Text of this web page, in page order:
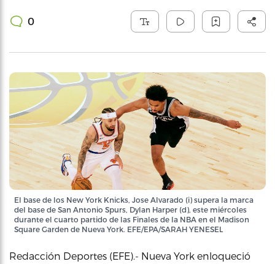
0
El base de los New York Knicks, Jose Alvarado (i) supera la marca
del base de San Antonio Spurs, Dylan Harper (d), este miércoles
durante el cuarto partido de las Finales de la NBA en el Madison
Square Garden de Nueva York. EFE/EPA/SARAH YENESEL
Redacción Deportes (EFE).- Nueva York enloqueció